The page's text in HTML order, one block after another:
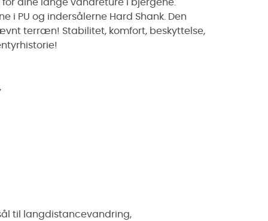
for dine lange vandreture i bjergene.
PU og indersålerne Hard Shank. Den
terræn! Stabilitet, komfort, beskyttelse,
til langdistancevandring,